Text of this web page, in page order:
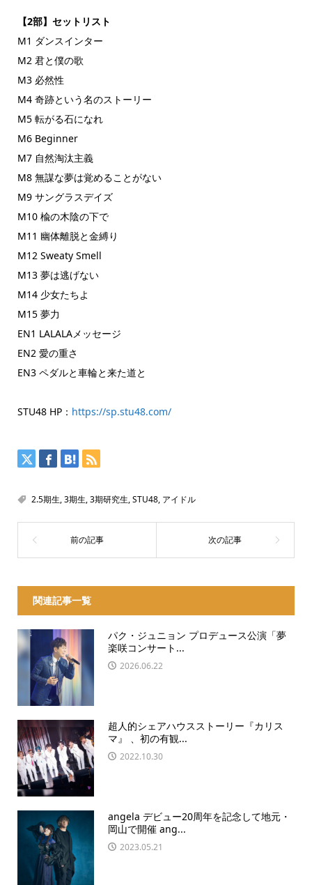
【2部】セットリスト
M1 ダンスインター
M2 君と僕の歌
M3 必然性
M4 奇跡という名のストーリー
M5 転がる石になれ
M6 Beginner
M7 自然淘汰主義
M8 無謀な夢は覚めることがない
M9 サングラスデイズ
M10 楡の木陰の下で
M11 幽体離脱と金縛り
M12 Sweaty Smell
M13 夢は逃げない
M14 少女たちよ
M15 夢力
EN1 LALALAメッセージ
EN2 愛の重さ
EN3 ペダルと車輪と来た道と
STU48 HP： https://sp.stu48.com/
2.5期生,3期生,3期研究生,STU48, アイドル
関連記事一覧
パク・ジュニョン プロデュース公演「夢
楽咲コンサート...
2026.06.22
超人的シェアハウスストーリー『カリス
マ』 、初の有観...
2022.10.30
angela デビュー20周年を記念して地元・
岡山で開催 ang...
2023.05.21